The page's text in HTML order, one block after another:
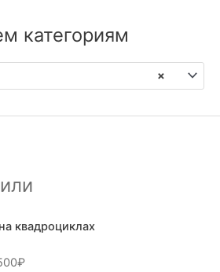
категориям
×
квадроциклах
₽